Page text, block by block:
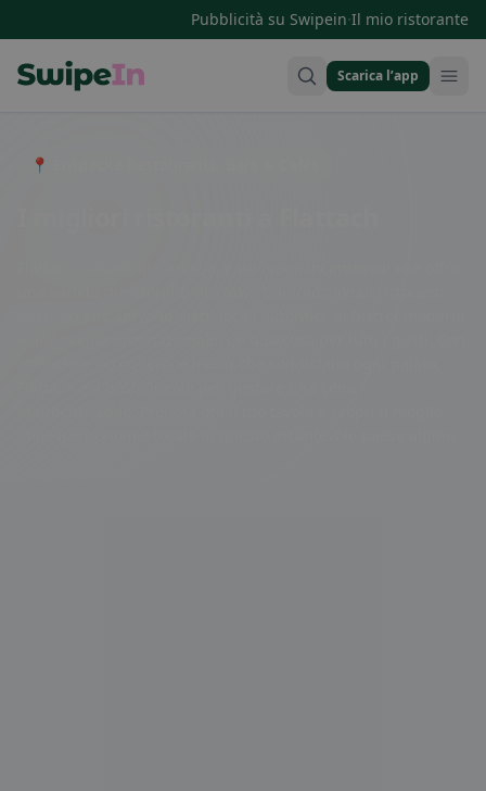
Pubblicità su Swipein·Il mio ristorante
Scarica l’app
📍 Entdecke Restaurants, Bars & Cafés